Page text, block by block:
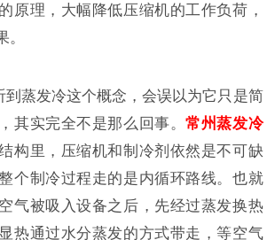
原理，大幅降低压缩机的工作负荷，
到蒸发冷这个概念，会误以为它只是简
其实完全不是那么回事。常州蒸发冷
构里，压缩机和制冷剂依然是不可缺
个制冷过程走的是内循环路线。也就
气被吸入设备之后，先经过蒸发换热
热通过水分蒸发的方式带走，等空气